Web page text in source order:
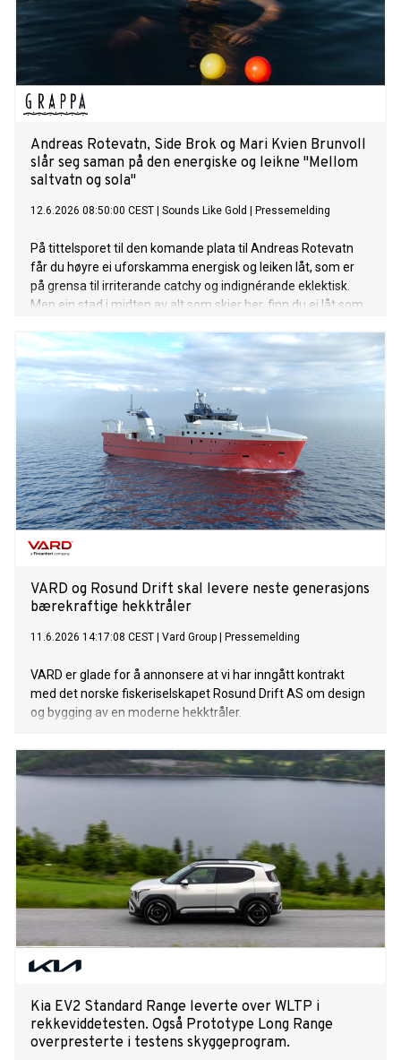
Andreas Rotevatn, Side Brok og Mari Kvien Brunvoll
slår seg saman på den energiske og leikne "Mellom
saltvatn og sola"
12.6.2026 08:50:00 CEST Sounds Like Gold Pressemelding
På tittelsporet til den komande plata til Andreas Rotevatn
får du høyre ei uforskamma energisk og leiken låt, som er
på grensa til irriterande catchy og indignérande eklektisk.
Men ein stad i midten av alt som skjer her, finn du ei låt som
Side Brok og Mari Kvien Brunvoll med på laget, får lyttaren
servert ei låt med ein unik smak av vestlandsk groove.
"Mellom saltvatn og sola" feat. Side Brok og Mari Kvien
Brunvoll er ute no. Lytt her!
VARD og Rosund Drift skal levere neste generasjons
bærekraftige hekktråler
11.6.2026 14:17:08 CEST Vard Group Pressemelding
VARD er glade for å annonsere at vi har inngått kontrakt
med det norske fiskeriselskapet Rosund Drift AS om design
og bygging av en moderne hekktråler.
Kia EV2 Standard Range leverte over WLTP i
rekkeviddetesten. Også Prototype Long Range
overpresterte i testens skyggeprogram.